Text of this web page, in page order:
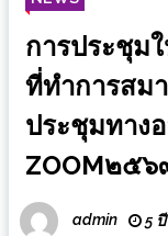
การประชุม
ที่ทำการสม
ประชุมทาง
ZOOM๒๕๖
admin 5 ปี